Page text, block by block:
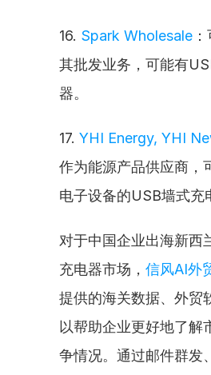
16. Spark Wholesale
其批发业务，可能有
器。
17. YHI Energy, YHI
作为能源产品供应商，
电子设备的USB墙式充
对于中国企业出海新西
充电器市场， 信风AI外
提供的海关数据、外贸
以帮助企业更好地了解
争情况。通过邮件群发